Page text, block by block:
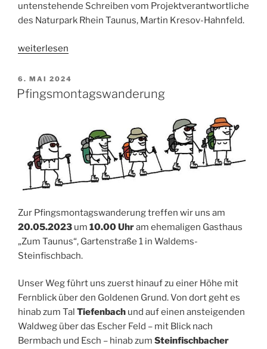
untenstehende Schreiben vom Projektverantwortliche
des Naturpark Rhein Taunus, Martin Kresov-Hahnfeld.
„Erlebnisweg
weiterlesen
VERÖFFENTLICHT
AM
6. MAI 2024
Pfingsmontagswanderung
Zur Pfingsmontagswanderung treffen wir uns am
20.05.2023 um 10.00 Uhram ehemaligen Gasthaus
„Zum Taunus“, Gartenstraße 1 in Waldems-
Steinfischbach.
Unser Weg führt uns zuerst hinauf zu einer Höhe mit
Fernblick über den Goldenen Grund. Von dort geht es
hinab zum Tal Tiefenbach und auf einen ansteigenden
Waldweg über das Escher Feld – mit Blick nach
Bermbach und Esch – hinab zum Steinfischbacher